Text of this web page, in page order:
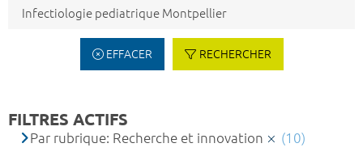
EFFACER RECHERCHER
FILTRES ACTIFS
Par rubrique: Recherche et innovation (10)